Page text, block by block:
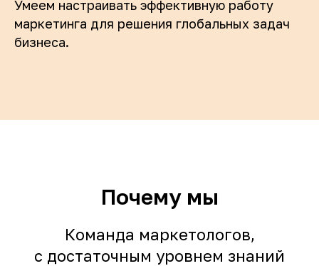
Умеем настраивать эффективную работу
маркетинга для решения глобальных задач
бизнеса.
Почему мы
Команда маркетологов,
с достаточным уровнем знаний